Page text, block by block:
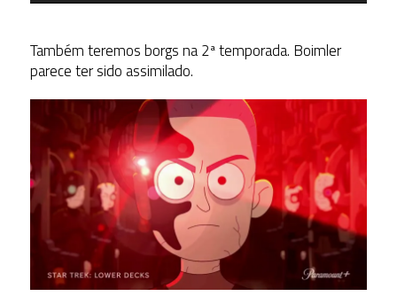
Também teremos borgs na 2ª temporada. Boimler
parece ter sido assimilado.